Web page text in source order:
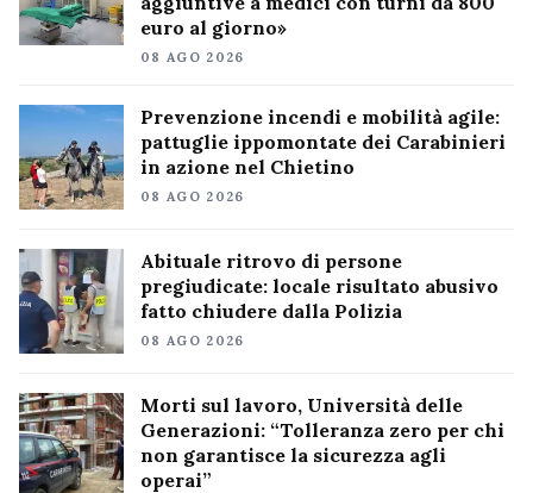
euro al giorno»
08 AGO 2026
Prevenzione incendi e mobilità agile:
pattuglie ippomontate dei Carabinieri
in azione nel Chietino
08 AGO 2026
Abituale ritrovo di persone
pregiudicate: locale risultato abusivo
fatto chiudere dalla Polizia
08 AGO 2026
Morti sul lavoro, Università delle
Generazioni: “Tolleranza zero per chi
non garantisce la sicurezza agli
operai”